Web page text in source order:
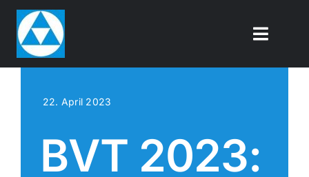
Zum
Inhalt
springen
Toggle
DBA-Akademie
22. April 2023
BVT 2023: